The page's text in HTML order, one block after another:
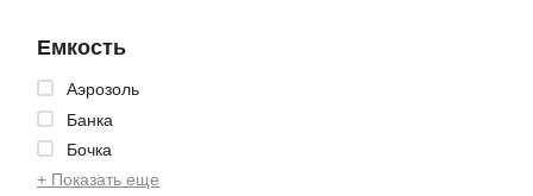
Емкость
Аэрозоль
Банка
Бочка
+ Показать еще